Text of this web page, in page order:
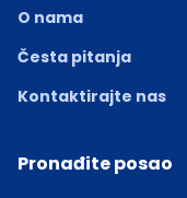
O nama
Česta pitanja
Kontaktirajte nas
Pronađite posao